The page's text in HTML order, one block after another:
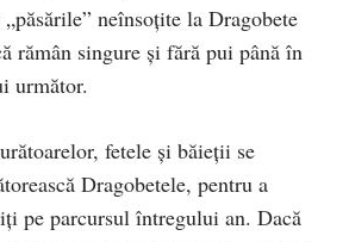
neînsoţite la Dragobete
rămân singure şi fără pui până în
următor.
fetele şi băieţii se
Dragobetele, pentru a
pe parcursul întregului an. Dacă